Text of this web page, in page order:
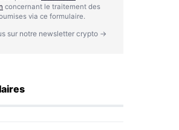
concernant le traitement des
via ce formulaire.
sur notre newsletter crypto →